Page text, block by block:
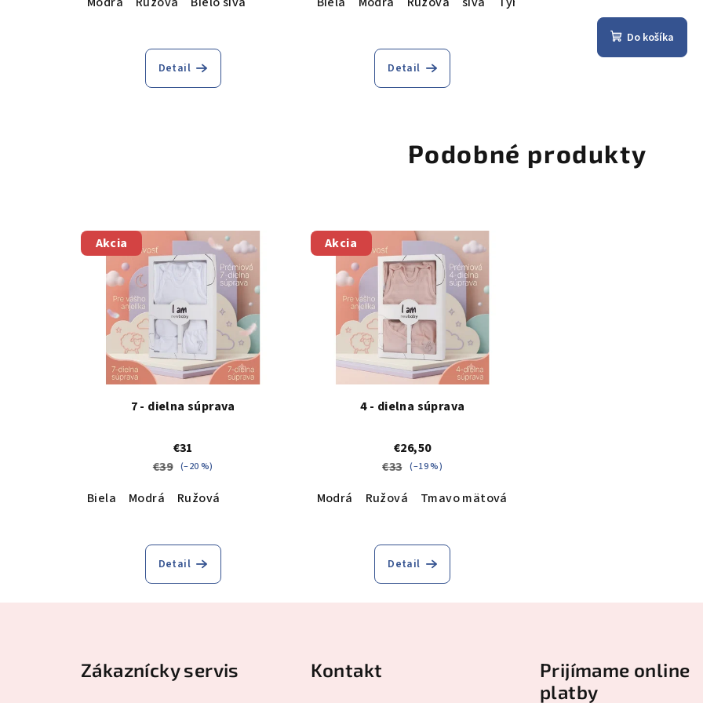
Detail Detail
Do košíka
Podobné produkty
Akcia
7 - dielna súprava
€31
€39 (–20 %)
Biela Modrá
Ružová
hodnotenie
produktu
je
hviezdičiek.
Detail
Akcia
4 - dielna súprava
€26,50
€33 (–19 %)
Modrá Ružová Tmavo mätová
Detail
Zákaznícky servis Kontakt
Prijímame online
platby